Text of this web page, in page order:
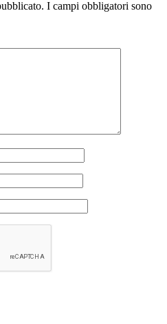
I campi obbligatori sono